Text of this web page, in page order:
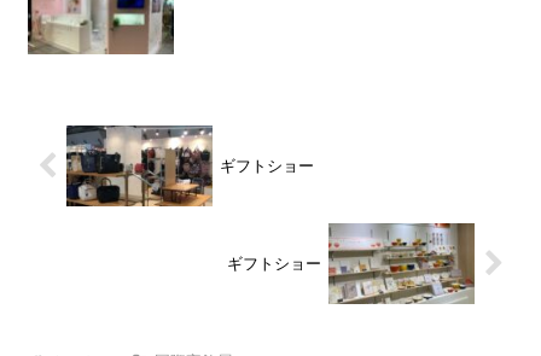
ギフトショー
ギフトショー